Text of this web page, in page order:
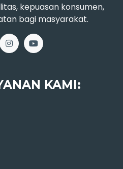
kepuasan konsumen,
bagi masyarakat.
KAMI: